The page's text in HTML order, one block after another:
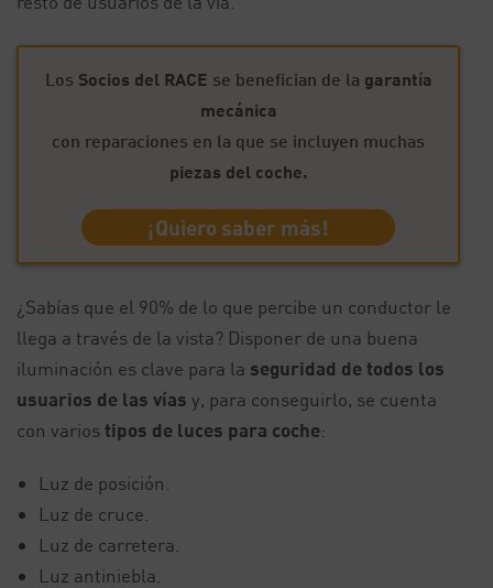
Los Socios del RACE se benefician de la garantía
mecánica
con reparaciones en la que se incluyen muchas
piezas del coche.
¡Quiero saber más!
¿Sabías que el 90% de lo que percibe un conductor le
llega a través de la vista? Disponer de una buena
iluminación es clave para la seguridad de todos los
usuarios de las vías y, para conseguirlo, se cuenta
con variostipos de luces para coche:
Luz de posición.
Luz de cruce.
Luz de carretera.
Luz antiniebla.